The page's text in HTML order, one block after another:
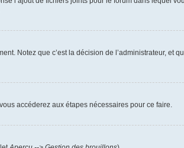
Notez que c’est la décision de l’administrateur, et
accéderez aux étapes nécessaires pour ce faire.